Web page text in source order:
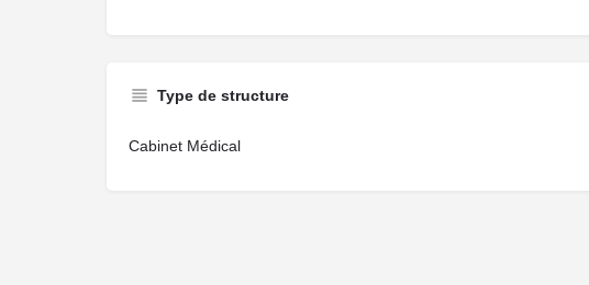
Type de structure
Cabinet Médical